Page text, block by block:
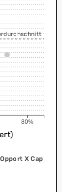
80%
X Cap